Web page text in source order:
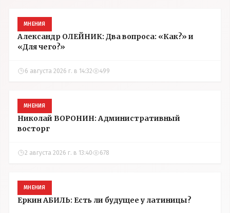
МНЕНИЯ
Александр ОЛЕЙНИК: Два вопроса: «Как?» и
«Для чего?»
6 августа 2026 г. в 14:32 499
МНЕНИЯ
Николай ВОРОНИН: Административный
восторг
2 августа 2026 г. в 13:40 678
МНЕНИЯ
Еркин АБИЛЬ: Есть ли будущее у латиницы?